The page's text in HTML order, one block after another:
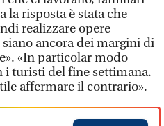
la risposta è stata che
realizzare opere
ancora dei margini di
«In particolar modo
i turisti del fine settimana.
affermare il contrario».